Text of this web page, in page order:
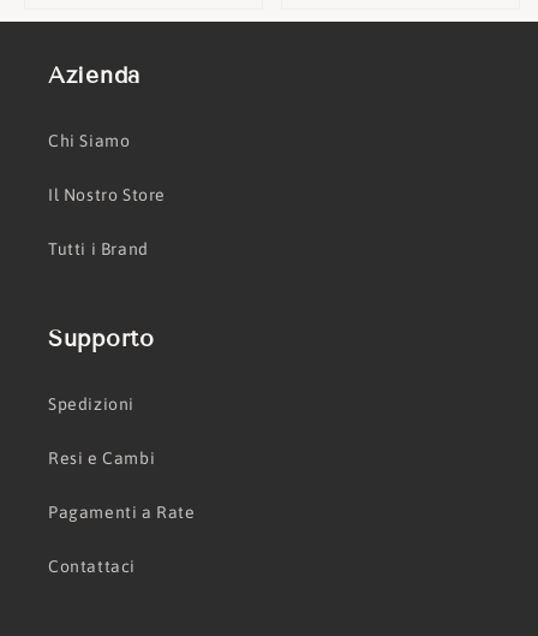
Azienda
Chi Siamo
Il Nostro Store
Tutti i Brand
Supporto
Spedizioni
Resi e Cambi
Pagamenti a Rate
Contattaci